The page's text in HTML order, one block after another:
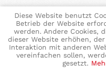
Diese Website benutzt
Betrieb der Website
werden. Andere Cookies,
dieser Website erhöhen,
Interaktion mit anderen
vereinfachen sollen,
gesetzt.